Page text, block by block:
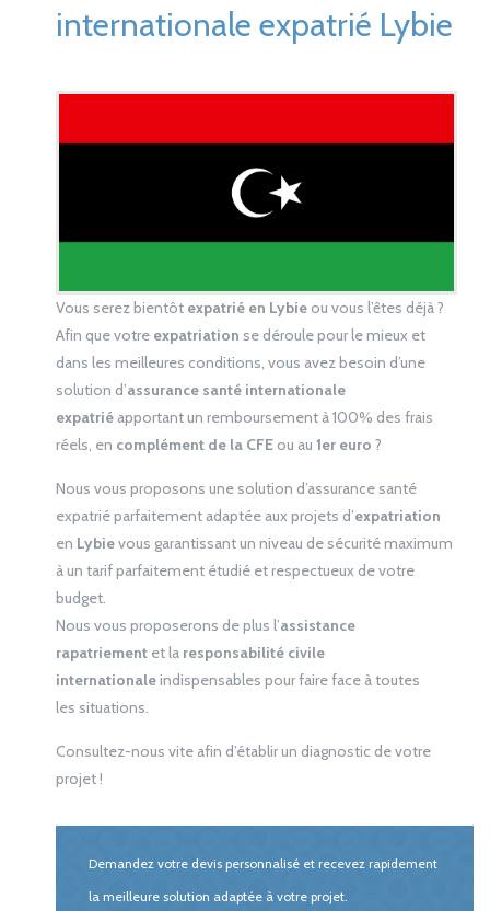
internationale expatrié Lybie
Vous serez bientôt expatrié en Lybieou vous l’êtes déjà ?
Afin que votre expatriation se déroule pour le mieux et
dans les meilleures conditions, vous avez besoin d’une
solution d’assurance santé internationale
expatrié apportant un remboursement à 100% des frais
réels, en complément de la CFEou au 1er euro ?
Nous vous proposons une solution d’assurance santé
expatrié parfaitement adaptée aux projets d’expatriation
en Lybievous garantissant un niveau de sécurité maximum
à un tarif parfaitement étudié et respectueux de votre
budget.
Nous vous proposerons de plus l’assistance
rapatriement et la responsabilité civile
internationaleindispensables pour faire face à toutes
les situations.
Consultez-nous vite afin d’établir un diagnostic de votre
projet !
Demandez votre devis personnalisé et recevez rapidement
la meilleure solution adaptée à votre projet.